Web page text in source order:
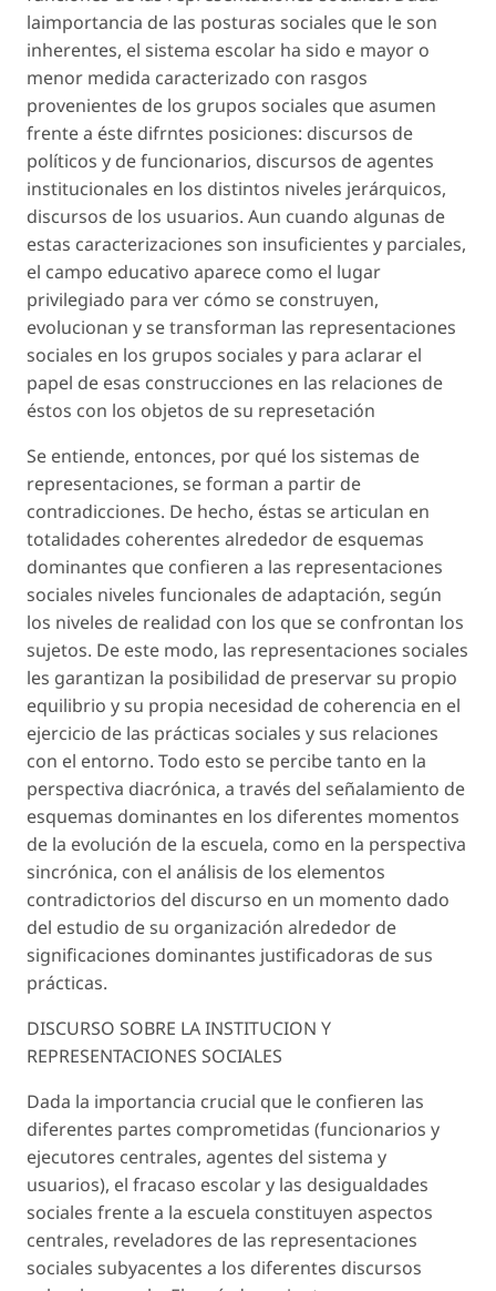
laimportancia de las posturas sociales que le son
inherentes, el sistema escolar ha sido e mayor o
menor medida caracterizado con rasgos
provenientes de los grupos sociales que asumen
frente a éste difrntes posiciones: discursos de
políticos y de funcionarios, discursos de agentes
institucionales en los distintos niveles jerárquicos,
discursos de los usuarios. Aun cuando algunas de
estas caracterizaciones son insuficientes y parciales,
el campo educativo aparece como el lugar
privilegiado para ver cómo se construyen,
evolucionan y se transforman las representaciones
sociales en los grupos sociales y para aclarar el
papel de esas construcciones en las relaciones de
éstos con los objetos de su represetación
Se entiende, entonces, por qué los sistemas de
representaciones, se forman a partir de
contradicciones. De hecho, éstas se articulan en
totalidades coherentes alrededor de esquemas
dominantes que confieren a las representaciones
sociales niveles funcionales de adaptación, según
los niveles de realidad con los que se confrontan los
sujetos. De este modo, las representaciones sociales
les garantizan la posibilidad de preservar su propio
equilibrio y su propia necesidad de coherencia en el
ejercicio de las prácticas sociales y sus relaciones
con el entorno. Todo esto se percibe tanto en la
perspectiva diacrónica, a través del señalamiento de
esquemas dominantes en los diferentes momentos
de la evolución de la escuela, como en la perspectiva
sincrónica, con el análisis de los elementos
contradictorios del discurso en un momento dado
del estudio de su organización alrededor de
significaciones dominantes justificadoras de sus
prácticas.
DISCURSO SOBRE LA INSTITUCION Y
REPRESENTACIONES SOCIALES
Dada la importancia crucial que le confieren las
diferentes partes comprometidas (funcionarios y
ejecutores centrales, agentes del sistema y
usuarios), el fracaso escolar y las desigualdades
sociales frente a la escuela constituyen aspectos
centrales, reveladores de las representaciones
sociales subyacentes a los diferentes discursos